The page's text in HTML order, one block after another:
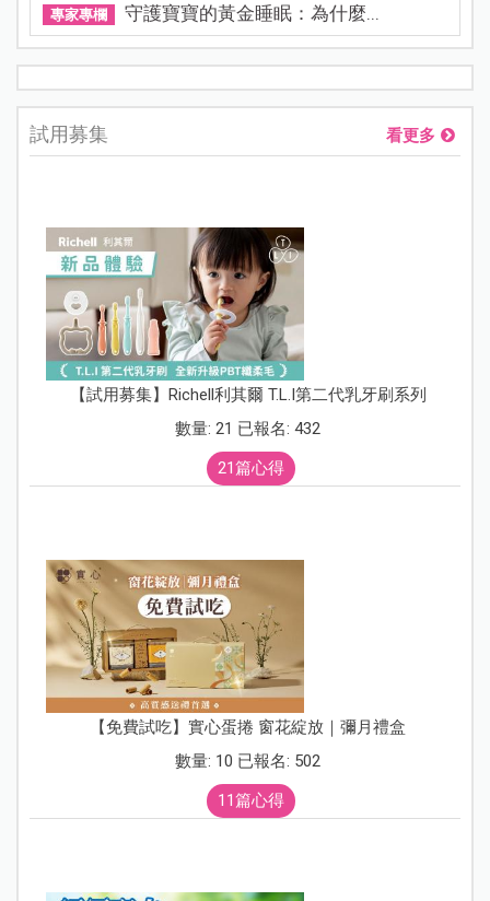
專家專欄 守護寶寶的黃金睡眠：為什麼...
試用募集 看更多
【試用募集】Richell利其爾 T.L.I第二代乳牙刷系列
數量: 21 已報名: 432
21篇心得
【免費試吃】實心蛋捲 窗花綻放｜彌月禮盒
數量: 10 已報名: 502
11篇心得